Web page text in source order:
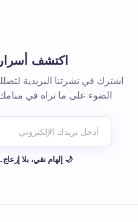
اكتشف أسرار
اشترك في نشرتنا البريدية
الضوء على ما تراه في
🌙 إلهام نقي، بلا